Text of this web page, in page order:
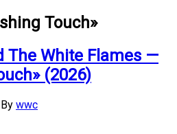
Touch»
The White Flames —
(2026)
By wwc